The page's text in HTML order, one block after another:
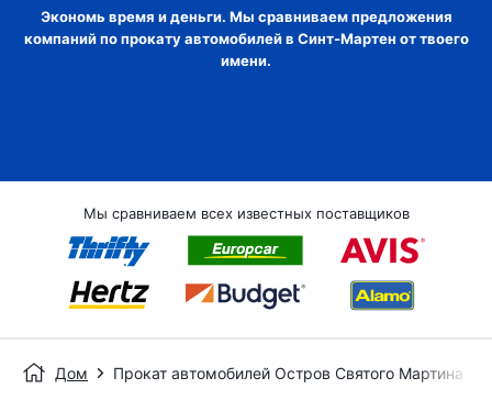
Экономь время и деньги. Мы сравниваем предложения
компаний по прокату автомобилей в Синт-Мартен от твоего
имени.
Мы сравниваем всех известных поставщиков
Дом Прокат автомобилей Остров Святого Мартина